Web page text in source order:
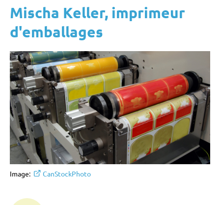
Mischa Keller, imprimeur
d'emballages
Image: CanStockPhoto